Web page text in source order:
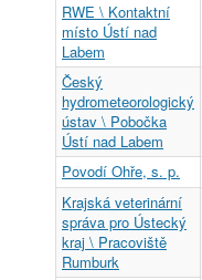
RWE \ Kontaktní
místo Ústí nad
Labem
Český
hydrometeorologický
ústav \ Pobočka
Ústí nad Labem
Povodí Ohře, s. p.
Krajská veterinární
správa pro Ústecký
kraj \ Pracoviště
Rumburk